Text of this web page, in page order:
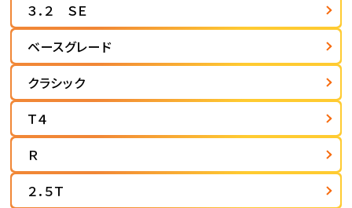
３．２ ＳＥ
ベースグレード
クラシック
Ｔ４
Ｒ
２．５Ｔ